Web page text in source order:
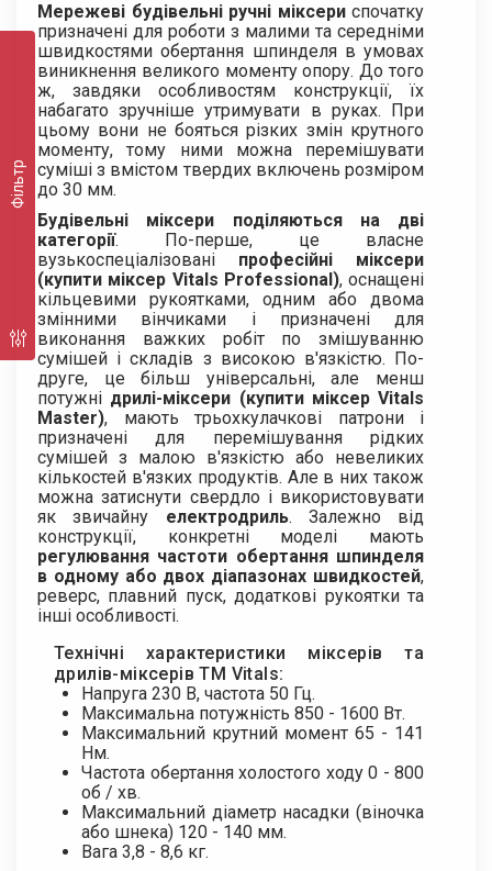
Фільтр
Мережеві будівельні ручні міксериспочатку
призначені для роботи з малими та середніми
швидкостями обертання шпинделя в умовах
виникнення великого моменту опору. До того
ж, завдяки особливостям конструкції, їх
набагато зручніше утримувати в руках. При
цьому вони не бояться різких змін крутного
моменту, тому ними можна перемішувати
суміші з вмістом твердих включень розміром
до 30 мм.
Будівельні міксери поділяються на дві
категорії. По-перше, це власне
вузькоспеціалізовані професійні міксери
(купити міксер Vitals Professional), оснащені
кільцевими рукоятками, одним або двома
змінними вінчиками і призначені для
виконання важких робіт по змішуванню
сумішей і складів з високою в'язкістю. По-
друге, це більш універсальні, але менш
потужні дрилі-міксери (купити міксер Vitals
Master), мають трьохкулачкові патрони і
призначені для перемішування рідких
сумішей з малою в'язкістю або невеликих
кількостей в'язких продуктів. Але в них також
можна затиснути свердло і використовувати
як звичайну електродриль. Залежно від
конструкції, конкретні моделі мають
регулювання частоти обертання шпинделя
в одному або двох діапазонах швидкостей,
реверс, плавний пуск, додаткові рукоятки та
інші особливості.
Технічні характеристики міксерів та
дрилів-міксерів ТМ Vitals:
Напруга 230 В, частота 50 Гц.
Максимальна потужність 850 - 1600 Вт.
Максимальний крутний момент 65 - 141
Нм.
Частота обертання холостого ходу 0 - 800
об / хв.
Максимальний діаметр насадки (віночка
або шнека) 120 - 140 мм.
Вага 3,8 - 8,6 кг.